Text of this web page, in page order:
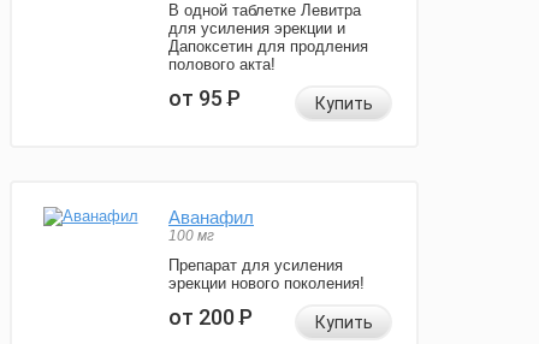
В одной таблетке Левитра
для усиления эрекции и
Дапоксетин для продления
полового акта!
от 95Р Купить
Аванафил
100 мг
Препарат для усиления
эрекции нового поколения!
от 200Р Купить